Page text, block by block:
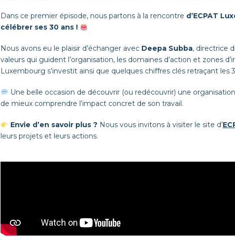
Dans ce premier épisode, nous partons à la rencontre d’ECPAT
célébrer ses 30 ans !
Nous avons eu le plaisir d’échanger avec Deepa Subba, directrice
valeurs qui guident l’organisation, les domaines d’action et zones
Luxembourg s’investit ainsi que quelques chiffres clés retraçant les
Une belle occasion de découvrir (ou redécouvrir) une
de mieux comprendre l’impact concret de son travail.
Envie d’en savoir plus ? Nous vous invitons à visiter le site d’
leurs projets et leurs actions.